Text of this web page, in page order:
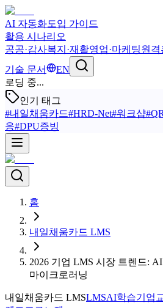
AI 자동화도입 가이드
활용 시나리오
공공·감사복지·재활영업·마케팅원격
기술 문서
EN
로딩 중...
인기 태그
#내일채움카드#HRD-Net#워크샵#
응#DPU증빙
홈
내일채움카드 LMS
2026 기업 LMS 시장 트렌드:
마이크로러닝
내일채움카드 LMSLMSAI학습기업